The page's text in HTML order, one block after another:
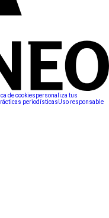
de cookiespersonaliza tus
periodísticasUso responsable